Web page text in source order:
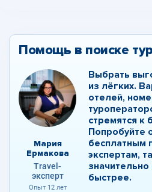
Помощь в поиске
Мария
Ермакова
Travel-
эксперт
Опыт 12 лет
Выбрать
из лёгких.
отелей,
стремятся к
Попробуйте
бесплатным
экспертам,
быстрее.